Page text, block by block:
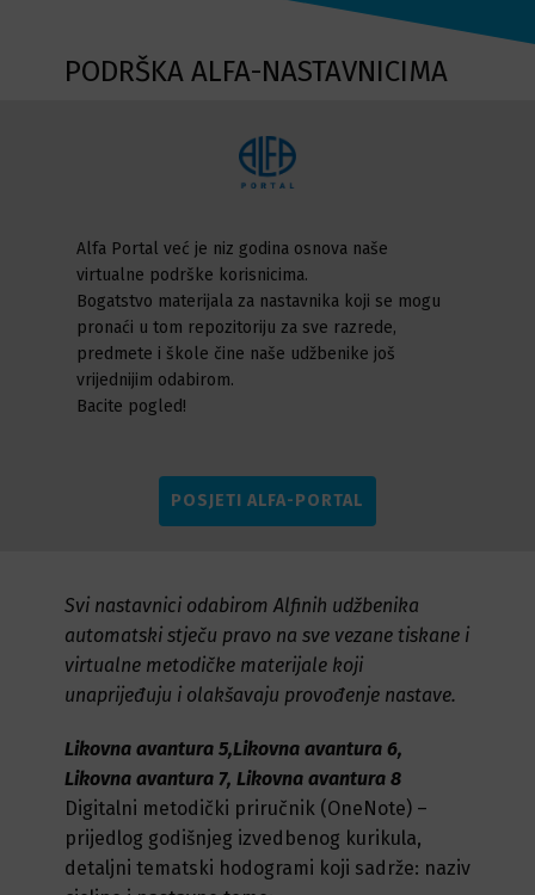
PODRŠKA ALFA-NASTAVNICIMA
Alfa Portal već je niz godina osnova naše
virtualne podrške korisnicima.
Bogatstvo materijala za nastavnika koji se mogu
pronaći u tom repozitoriju za sve razrede,
predmete i škole čine naše udžbenike još
vrijednijim odabirom.
Bacite pogled!
POSJETI ALFA-PORTAL
Svi nastavnici odabirom Alfinih udžbenika
automatski stječu pravo na sve vezane tiskane i
virtualne metodičke materijale koji
unaprijeđuju i olakšavaju provođenje nastave.
Likovna avantura 5,Likovna avantura 6,
Likovna avantura 7, Likovna avantura 8
Digitalni metodički priručnik (OneNote) –
prijedlog godišnjeg izvedbenog kurikula,
detaljni tematski hodogrami koji sadrže: naziv